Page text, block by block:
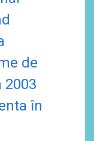
de
2003
în